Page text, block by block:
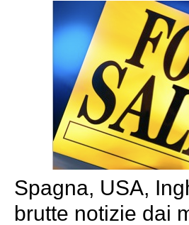
Spagna, USA,
brutte notizie dai